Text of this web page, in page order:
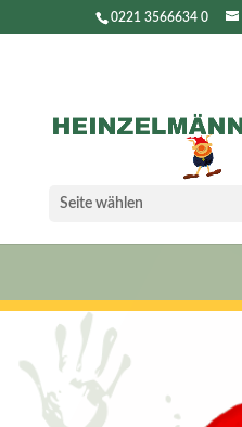
0221 3566634 0
Seite wählen